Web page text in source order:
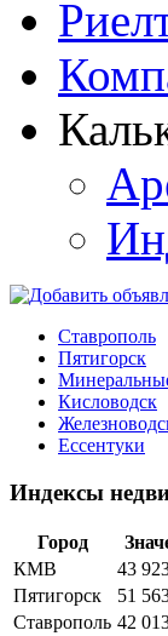
Ставрополь
Пятигорск
Кисловодск
Ессентуки
Индексы
Город
КМВ
43
Пятигорск
51
Ставрополь 42